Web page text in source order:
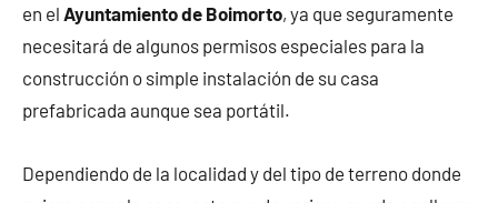
en el Ayuntamiento de Boimorto, ya que seguramente
necesitará de algunos permisos especiales para la
construcción o simple instalación de su casa
prefabricada aunque sea portátil.
Dependiendo de la localidad y del tipo de terreno donde